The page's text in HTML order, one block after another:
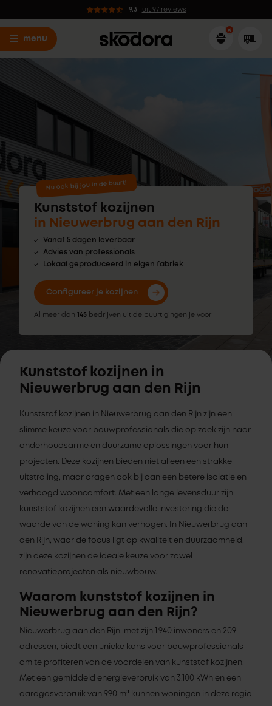
9.3 uit 97 reviews
menu
Nu ook bij jou in de buurt!
Kunststof kozijnen
in Nieuwerbrug aan den Rijn
Vanaf 5 dagen leverbaar
Advies van professionals
Lokaal geproduceerd in eigen fabriek
Configureer je kozijnen
Al meer dan 145 bedrijven uit de buurt gingen je voor!
Kunststof kozijnen in
Nieuwerbrug aan den Rijn
Kunststof kozijnen in Nieuwerbrug aan den Rijn zijn een
slimme keuze voor bouwprofessionals die op zoek zijn naar
onderhoudsarme en duurzame oplossingen voor hun
projecten. Deze kozijnen bieden niet alleen een strakke
uitstraling, maar dragen ook bij aan een betere isolatie en
verhoogd wooncomfort. Met een lange levensduur zijn
kunststof kozijnen een waardevolle investering die de
waarde van de woning kan verhogen. In Nieuwerbrug aan
den Rijn, waar de focus ligt op kwaliteit en duurzaamheid,
zijn deze kozijnen de ideale keuze voor zowel
renovatieprojecten als nieuwbouw.
Waarom kunststof kozijnen in
Nieuwerbrug aan den Rijn?
Nieuwerbrug aan den Rijn, met zijn 1.940 inwoners en 209
adressen, biedt een unieke kans voor bouwprofessionals
om te profiteren van de voordelen van kunststof kozijnen.
Met een gemiddeld energieverbruik van 3.100 kWh en een
aardgasverbruik van 990 m³ kunnen woningen in deze regio